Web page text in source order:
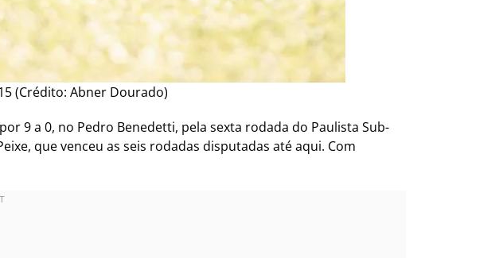
(Crédito: Abner Dourado)
9 a 0, no Pedro Benedetti, pela sexta rodada do Paulista Sub-
que venceu as seis rodadas disputadas até aqui. Com